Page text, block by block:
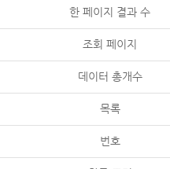
한 페이지 결과 수
조회 페이지
데이터 총개수
목록
번호